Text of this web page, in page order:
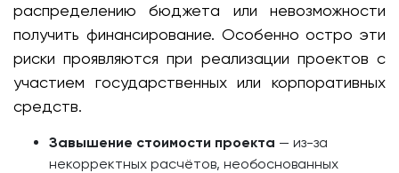
распределению бюджета или невозможности
получить финансирование. Особенно остро эти
риски проявляются при реализации проектов с
участием государственных или корпоративных
средств.
Завышение стоимости проекта — из-за
некорректных расчётов, необоснованных